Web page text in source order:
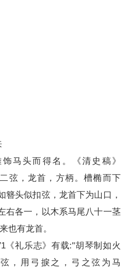
马头而得名。《清史稿》
弦，龙首，方柄。槽椭而下
簪头似扣弦，龙首下为山口，
右各一，以木系马尾八十一茎
也有龙首。
《礼乐志》有载:"胡琴制如火
，用弓捩之，弓之弦为马